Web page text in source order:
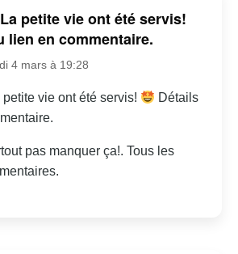
petite vie ont été servis!
lien en commentaire.
4 mars à 19:28
petite vie ont été servis!
Détails
pas manquer ça!. Tous les